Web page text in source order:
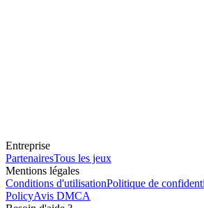
Entreprise
PartenairesTous les jeux
Mentions légales
Conditions d'utilisationPolitique de
PolicyAvis DMCA